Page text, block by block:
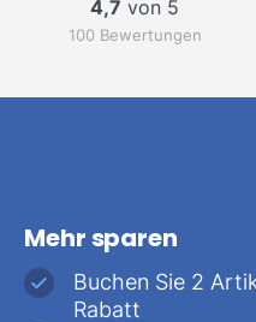
4,7 von 5
100 Bewertungen
Mehr sparen
Buchen Sie 2
Rabatt